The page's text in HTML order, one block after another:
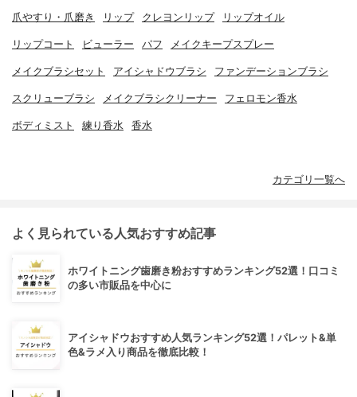
爪やすり・爪磨き リップ クレヨンリップ リップオイル
リップコート ビューラー パフ メイクキープスプレー
メイクブラシセット アイシャドウブラシ ファンデーションブラシ
スクリューブラシ メイクブラシクリーナー フェロモン香水
ボディミスト 練り香水 香水
カテゴリ一覧へ
よく見られている人気おすすめ記事
ホワイトニング歯磨き粉おすすめランキング52選！口コミ
の多い市販品を中心に
アイシャドウおすすめ人気ランキング52選！パレット&単
色&ラメ入り商品を徹底比較！